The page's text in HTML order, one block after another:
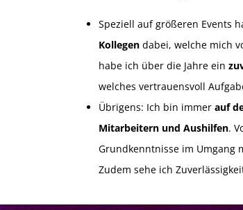
Speziell auf größeren Events
Kollegen dabei, welche mich
habe ich über die Jahre ein
welches vertrauensvoll
Übrigens: Ich bin immer auf
Mitarbeitern und Aushilfen.
Grundkenntnisse im Umgang
Zudem sehe ich